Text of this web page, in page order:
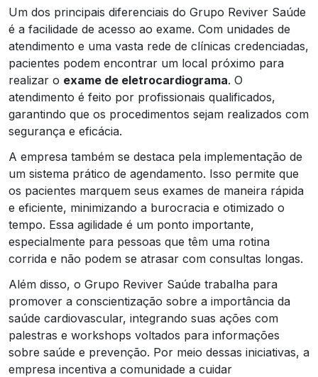
Um dos principais diferenciais do Grupo Reviver Saúde
é a facilidade de acesso ao exame. Com unidades de
atendimento e uma vasta rede de clínicas credenciadas,
pacientes podem encontrar um local próximo para
realizar o exame de eletrocardiograma. O
atendimento é feito por profissionais qualificados,
garantindo que os procedimentos sejam realizados com
segurança e eficácia.
A empresa também se destaca pela implementação de
um sistema prático de agendamento. Isso permite que
os pacientes marquem seus exames de maneira rápida
e eficiente, minimizando a burocracia e otimizado o
tempo. Essa agilidade é um ponto importante,
especialmente para pessoas que têm uma rotina
corrida e não podem se atrasar com consultas longas.
Além disso, o Grupo Reviver Saúde trabalha para
promover a conscientização sobre a importância da
saúde cardiovascular, integrando suas ações com
palestras e workshops voltados para informações
sobre saúde e prevenção. Por meio dessas iniciativas, a
empresa incentiva a comunidade a cuidar